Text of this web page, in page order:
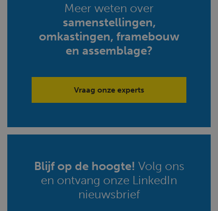
Meer weten over
samenstellingen,
omkastingen, framebouw
en assemblage?
Vraag onze experts
Blijf op de hoogte! Volg ons
en ontvang onze LinkedIn
nieuwsbrief